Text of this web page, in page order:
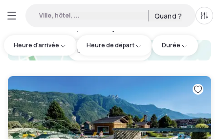
Ville, hôtel, ... Quand ?
Heure d'arrivée Heure de départ Durée
hotel.cta.view_map